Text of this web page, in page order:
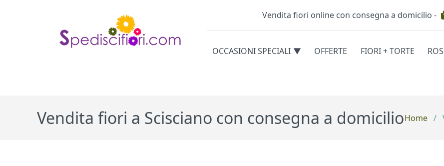
Testata
Vendita fiori online con consegna a domicilio -
Categorie
OCCASIONI SPECIALI OFFERTE FIORI + TORTE
Vendita fiori a Scisciano con consegna a domicilioHome /